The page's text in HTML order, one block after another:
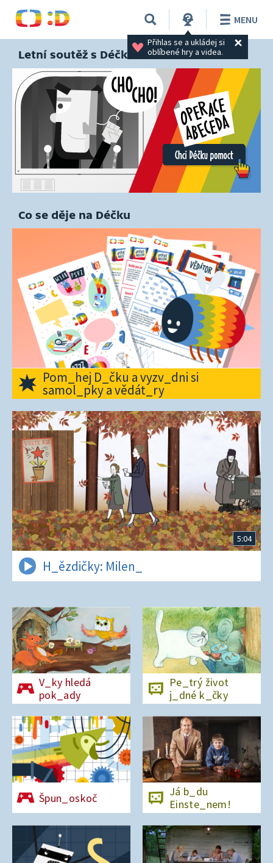
Přihlas se a ukládej si
oblíbené hry a videa.
MENU
Letní soutěž s Déčkem
Co se děje na Déčku
Pom_hej D_čku a vyzv_dni si
samol_pky a vědát_ry
5:04
H_ězdičky: Milen_
V_ky hledá
pok_ady
Pe_trý život
j_dné k_čky
Špun_oskoč
Já b_du
Einste_nem!